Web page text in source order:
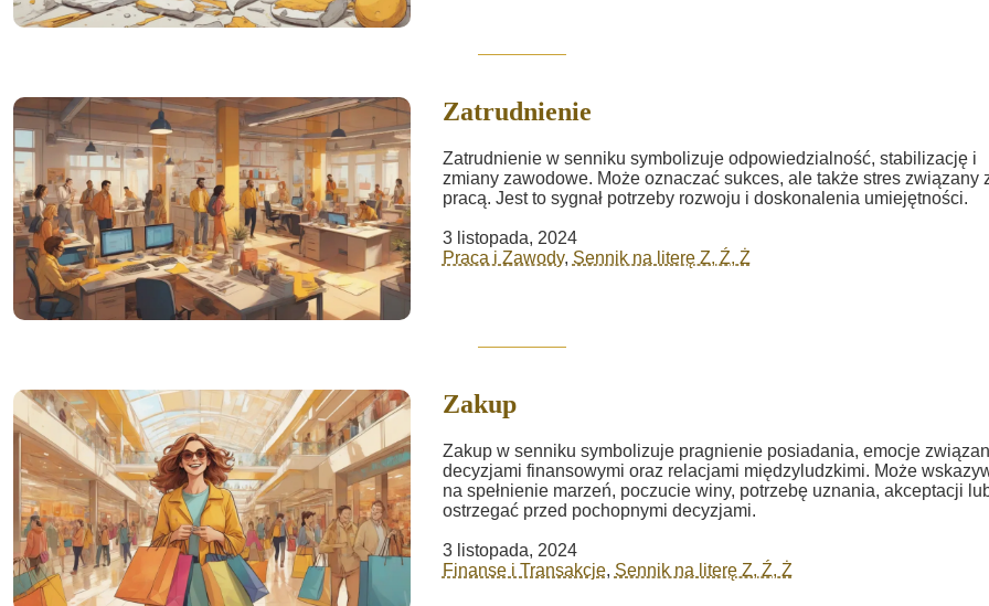
Zatrudnienie
Zatrudnienie w senniku symbolizuje odpowiedzialność, stabilizację i
zmiany zawodowe. Może oznaczać sukces, ale także stres związany
pracą. Jest to sygnał potrzeby rozwoju i doskonalenia umiejętności.
3 listopada, 2024
Praca i Zawody, Sennik na literę Z, Ź, Ż
Zakup
Zakup w senniku symbolizuje pragnienie posiadania, emocje
decyzjami finansowymi oraz relacjami międzyludzkimi. Może
na spełnienie marzeń, poczucie winy, potrzebę uznania, akceptacji
ostrzegać przed pochopnymi decyzjami.
3 listopada, 2024
Finanse i Transakcje, Sennik na literę Z, Ź, Ż